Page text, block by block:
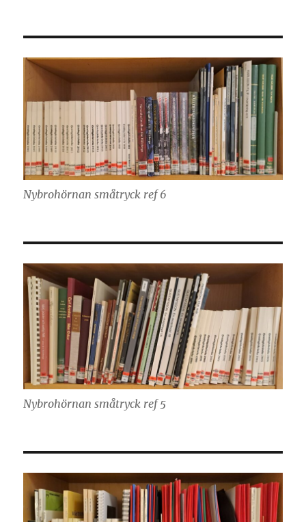
Nybrohörnan småtryck ref 6
Nybrohörnan småtryck ref 5